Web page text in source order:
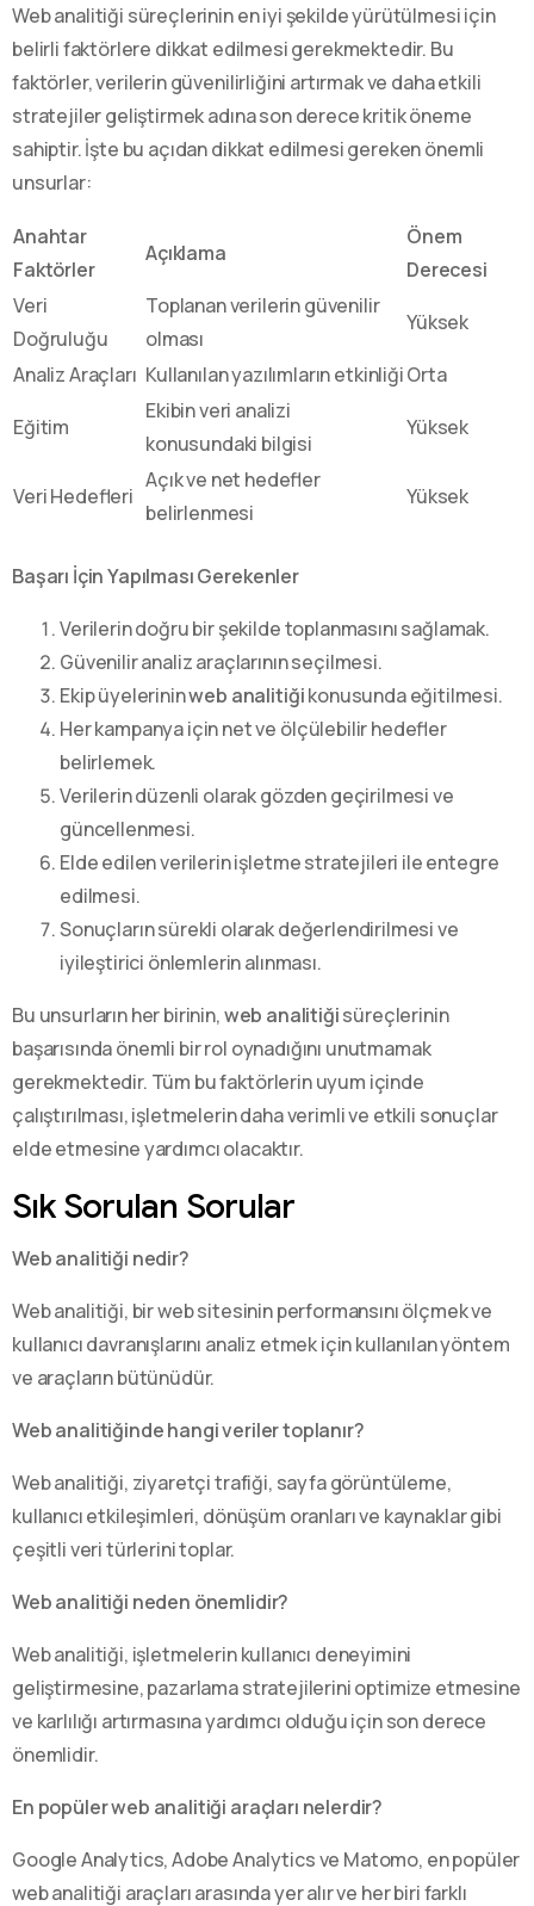
Web analitiği süreçlerinin en iyi şekilde yürütülmesi için
belirli faktörlere dikkat edilmesi gerekmektedir. Bu
faktörler, verilerin güvenilirliğini artırmak ve daha etkili
stratejiler geliştirmek adına son derece kritik öneme
sahiptir. İşte bu açıdan dikkat edilmesi gereken önemli
unsurlar:
Anahtar
Faktörler
Açıklama
Önem
Derecesi
Veri
Doğruluğu
Toplanan verilerin güvenilir
olması
Yüksek
Analiz Araçları Kullanılan yazılımların etkinliğiOrta
Eğitim
Ekibin veri analizi
konusundaki bilgisi
Yüksek
Veri Hedefleri
Açık ve net hedefler
belirlenmesi
Yüksek
Başarı İçin Yapılması Gerekenler
Verilerin doğru bir şekilde toplanmasını sağlamak.
Güvenilir analiz araçlarının seçilmesi.
Ekip üyelerininweb analitiğikonusunda eğitilmesi.
Her kampanya için net ve ölçülebilir hedefler
belirlemek.
Verilerin düzenli olarak gözden geçirilmesi ve
güncellenmesi.
Elde edilen verilerin işletme stratejileri ile entegre
edilmesi.
Sonuçların sürekli olarak değerlendirilmesi ve
iyileştirici önlemlerin alınması.
Bu unsurların her birinin,web analitiğisüreçlerinin
başarısında önemli bir rol oynadığını unutmamak
gerekmektedir. Tüm bu faktörlerin uyum içinde
çalıştırılması, işletmelerin daha verimli ve etkili sonuçlar
elde etmesine yardımcı olacaktır.
Sık Sorulan Sorular
Web analitiği nedir?
Web analitiği, bir web sitesinin performansını ölçmek ve
kullanıcı davranışlarını analiz etmek için kullanılan yöntem
ve araçların bütünüdür.
Web analitiğinde hangi veriler toplanır?
Web analitiği, ziyaretçi trafiği, sayfa görüntüleme,
kullanıcı etkileşimleri, dönüşüm oranları ve kaynaklar gibi
çeşitli veri türlerini toplar.
Web analitiği neden önemlidir?
Web analitiği, işletmelerin kullanıcı deneyimini
geliştirmesine, pazarlama stratejilerini optimize etmesine
ve karlılığı artırmasına yardımcı olduğu için son derece
önemlidir.
En popüler web analitiği araçları nelerdir?
Google Analytics, Adobe Analytics ve Matomo, en popüler
web analitiği araçları arasında yer alır ve her biri farklı